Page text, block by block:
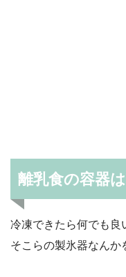
離乳食の容器
冷凍できたら何でも良
そこらの製氷器なんか